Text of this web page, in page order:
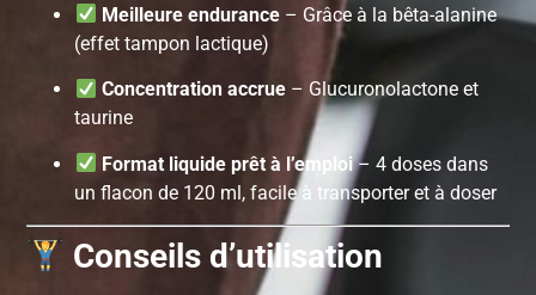
Meilleure endurance– Grâce à la bêta-alanine
(effet tampon lactique)
Concentration accrue– Glucuronolactone et
taurine
Format liquide prêt à l’emploi– 4 doses dans
un flacon de 120 ml, facile à transporter et à doser
Conseils d’utilisation